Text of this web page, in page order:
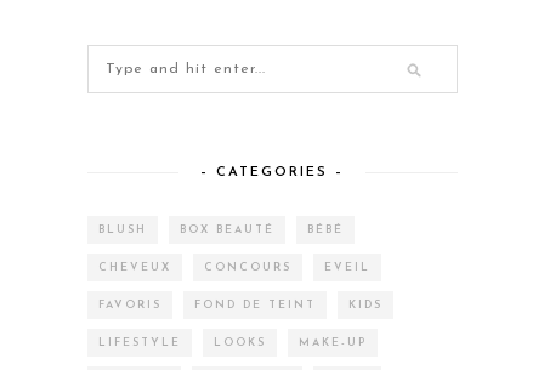
– CATEGORIES –
BLUSH BOX BEAUTÉ BÉBÉ
CHEVEUX CONCOURS EVEIL
FAVORIS FOND DE TEINT KIDS
LIFESTYLE LOOKS MAKE-UP